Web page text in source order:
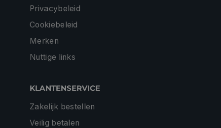
Privacybeleid
Cookiebeleid
Merken
Nuttige links
KLANTENSERVICE
Zakelijk bestellen
Veilig betalen